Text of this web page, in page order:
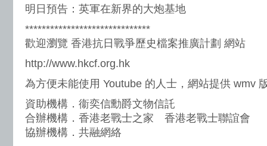
明日預告：英軍在新界的大炮基地
******************************
歡迎瀏覽 香港抗日戰爭歷史檔案推廣計劃 網站
http://www.hkcf.org.hk
為方便未能使用 Youtube 的人士，網站提供 wmv
資助機構．衞奕信勳爵文物信託
合辦機構．香港老戰士之家 香港老戰士聯誼會
協辦機構．共融網絡